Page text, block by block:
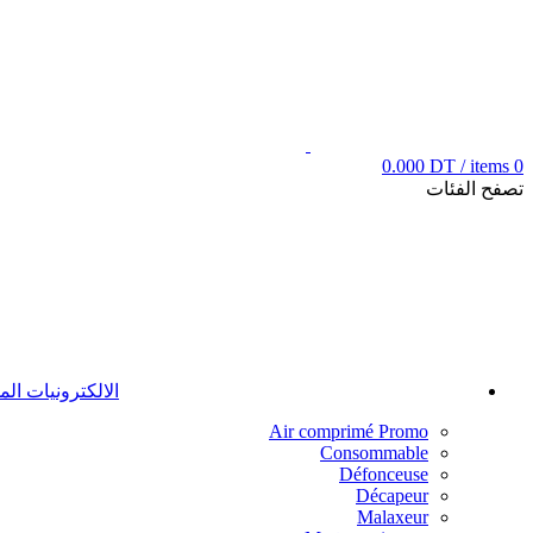
0
items
/
0.000 DT
تصفح الفئات
الالكترونيات
Air comprimé Promo
Consommable
Défonceuse
Décapeur
Malaxeur